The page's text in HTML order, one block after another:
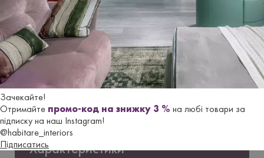
Зачекайте!
Отримайте промо-код на знижку 3 % на любі товари за
підписку на наш Instagram!
@habitare_interiors
Підписатись
160/225- та 195/270х100 см H75 cм.
Ціна столаMIRAGE вказана зі стільницею в глянцевому
керамограниті Calacatta Supreme на металевій основі у
кольорі антрацит..
Гарантійний термін- 18 місяців.
Характеристики